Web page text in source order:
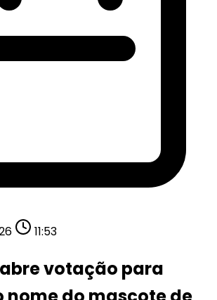
11:53
votação para